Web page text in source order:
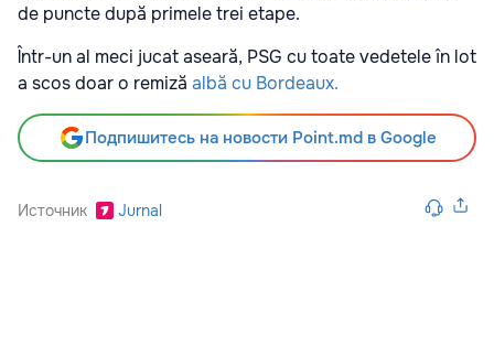
de puncte după primele trei etape.
Într-un al meci jucat aseară, PSG cu toate vedetele în lot
a scos doar o remiză albă cu Bordeaux.
Подпишитесь на новости Point.md в Google
Источник Jurnal